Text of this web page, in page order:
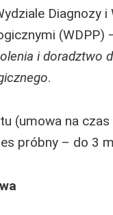
Diagnozy i
(WDPP)
i doradztwo
.
(umowa na
próbny – do 3